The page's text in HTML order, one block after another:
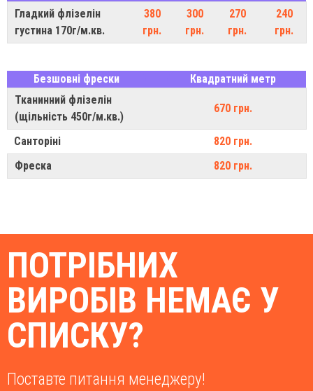
Гладкий флізелін
густина 170г/м.кв.
380
грн.
300
грн.
270
грн.
240
грн.
Безшовні фрески
Квадратний метр
Тканинний флізелін
(щільність 450г/м.кв.)
670 грн.
Санторіні
820 грн.
Фреска
820 грн.
ПОТРІБНИХ
ВИРОБІВ НЕМАЄ У
СПИСКУ?
Поставте питання менеджеру!